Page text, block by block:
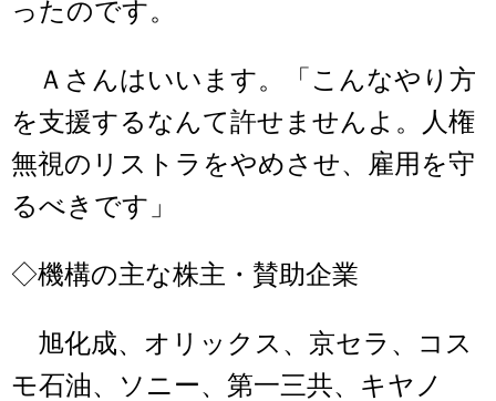
ったのです。
Ａさんはいいます。「こんなやり方
を支援するなんて許せませんよ。人権
無視のリストラをやめさせ、雇用を守
るべきです」
◇機構の主な株主・賛助企業
旭化成、オリックス、京セラ、コス
モ石油、ソニー、第一三共、キヤノ